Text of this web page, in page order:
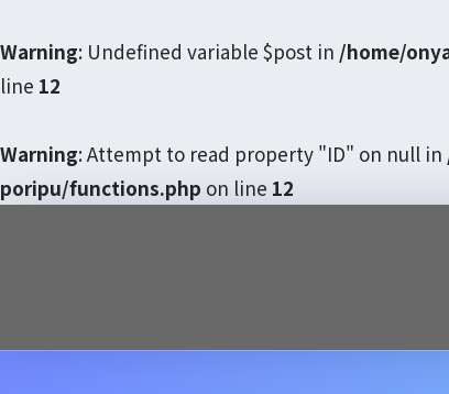
Warning: Undefined variable $post in /home/
line 12
Warning: Attempt to read property "ID" on null in
poripu/functions.php on line 12